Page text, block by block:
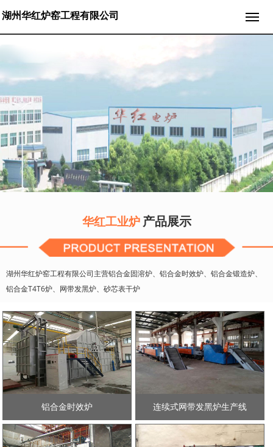
湖州华红炉窑工程有限公司
华红工业炉 产品展示
湖州华红炉窑工程有限公司主营铝合金固溶炉、铝合金时效炉、铝合金锻造炉、
铝合金T4T6炉、网带发黑炉、砂芯表干炉
铝合金时效炉 连续式网带发黑炉生产线